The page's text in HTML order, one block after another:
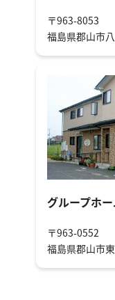
〒963-8053
福島県郡山市
グループホ
〒963-0552
福島県郡山市